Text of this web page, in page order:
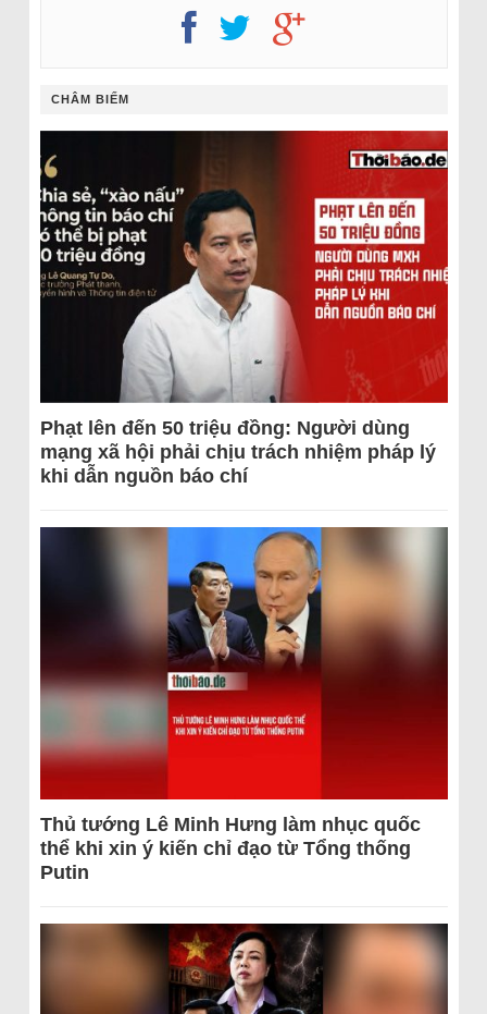
CHÂM BIẾM
Phạt lên đến 50 triệu đồng: Người dùng
mạng xã hội phải chịu trách nhiệm pháp lý
khi dẫn nguồn báo chí
Thủ tướng Lê Minh Hưng làm nhục quốc
thể khi xin ý kiến chỉ đạo từ Tổng thống
Putin